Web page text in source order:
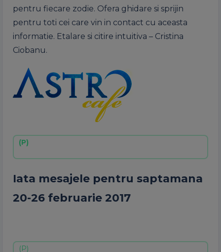
pentru fiecare zodie. Ofera ghidare si sprijin
pentru toti cei care vin in contact cu aceasta
informatie. Etalare si citire intuitiva – Cristina
Ciobanu.
Iata mesajele pentru saptamana
20-26 februarie 2017